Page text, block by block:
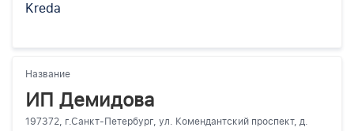
Kreda
Название
ИП Демидова
197372, г.Санкт-Петербург, ул. Комендантский проспект, д.